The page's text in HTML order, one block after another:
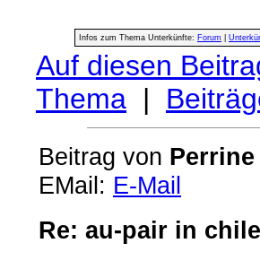
Infos zum Thema Unterkünfte: Forum
Auf diesen
Thema |
Beitrag von Perrine
EMail: E-Mail
Re: au-pair in chile